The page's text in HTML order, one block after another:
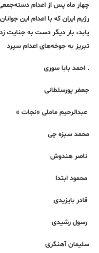
رژیم ایران که با اعدام این
تبریز بە جوخەهای اعدام سپرد
. احمد بابا سوری
جعفر پورسلطانی
عبدالرحیم ماملی «نجات »
محمد سبزه چی
ناصر هندوش
محمود ابتدا
قادر بایزیدی
رسول رشیدی
سلیمان آهنگری